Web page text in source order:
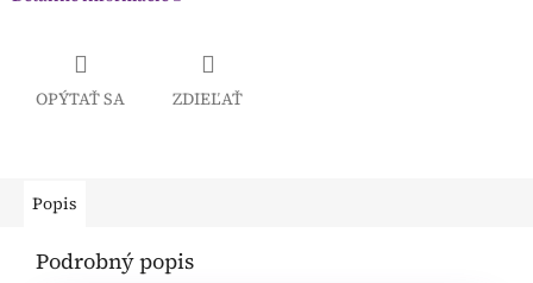
OPÝTAŤ SA ZDIEĽAŤ
Popis
Podrobný popis